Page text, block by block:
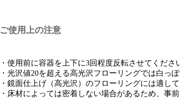
ご使用上の注意
・使用前に容器を上下に3回程度反転させてくださ
・光沢値20を超える高光沢フローリングでは白っ
・鏡面仕上げ（高光沢）のフローリングには適して
・床材によっては密着しない場合があるため、事